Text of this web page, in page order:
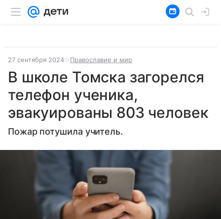
27 сентября 2024 Православие и мир
В школе Томска загорелся
телефон ученика,
эвакуированы 803 человек
Пожар потушила учитель.